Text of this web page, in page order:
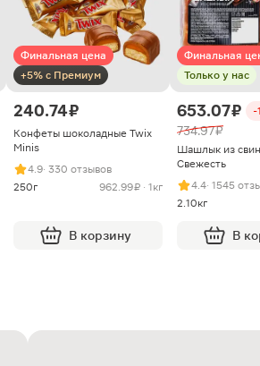
Финальная цена
+5% с Премиум
240.74 ₽
Конфеты шоколадные Twix
Minis
4.9· 330 отзывов
250г
962.99 ₽ · 1кг
В корзину
Финальная
Только у нас
653.07 ₽ -
734.97 ₽
Шашлык из
Свежесть
4.4· 1545
2.10кг
В